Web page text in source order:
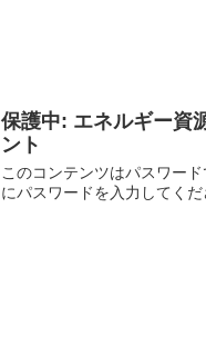
保護中: エネルギー資
ント
このコンテンツはパスワー
にパスワードを入力してく